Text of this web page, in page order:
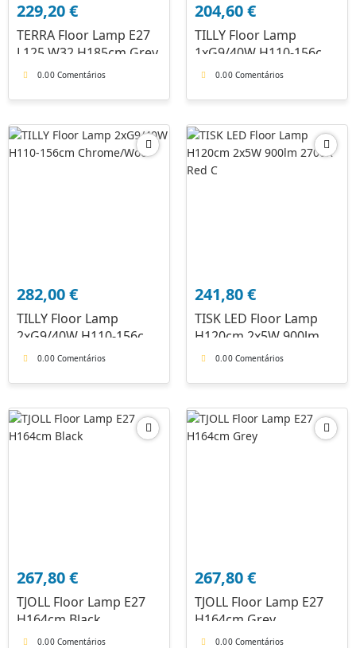
229,20€
TERRA Floor Lamp E27
L125 W32 H185cm Grey
0.00 Comentários
204,60€
TILLY Floor Lamp
1xG9/40W H110-156cm
Chrome/Wood
0.00 Comentários
282,00€
TILLY Floor Lamp
2xG9/40W H110-156cm
Chrome/Woo
0.00 Comentários
241,80€
TISK LED Floor Lamp
H120cm 2x5W 900lm
2700K Red C
0.00 Comentários
267,80€
TJOLL Floor Lamp E27
H164cm Black
0.00 Comentários
267,80€
TJOLL Floor Lamp E27
H164cm Grey
0.00 Comentários